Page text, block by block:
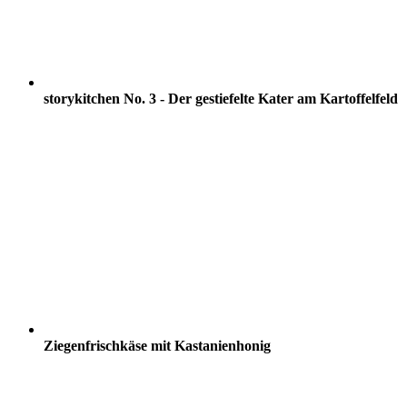
storykitchen No. 3 - Der gestiefelte Kater am Kartoffelfeld
Ziegenfrischkäse mit Kastanienhonig